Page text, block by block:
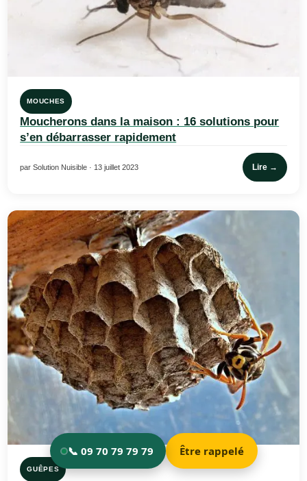
MOUCHES
Moucherons dans la maison : 16 solutions pour
s’en débarrasser rapidement
par Solution Nuisible · 13 juillet 2023 Lire →
GUÊPES